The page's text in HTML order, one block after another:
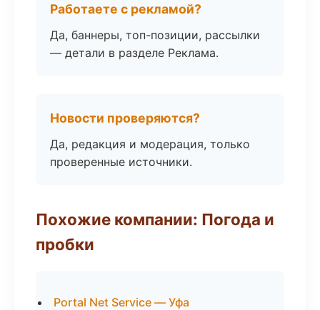
Работаете с рекламой?
Да, баннеры, топ-позиции, рассылки
— детали в разделе Реклама.
Новости проверяются?
Да, редакция и модерация, только
проверенные источники.
Похожие компании: Погода и
пробки
Portal Net Service — Уфа